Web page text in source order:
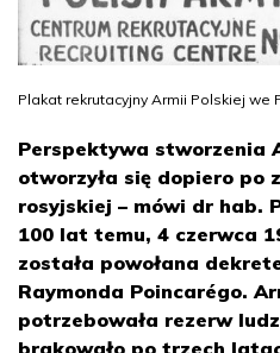
Plakat rekrutacyjny Armii Polskiej we
Perspektywa stworzenia
otworzyła się dopiero po
rosyjskiej – mówi dr hab.
100 lat temu, 4 czerwca
została powołana
Raymonda Poincarégo.
potrzebowała rezerw
brakowało po trzech